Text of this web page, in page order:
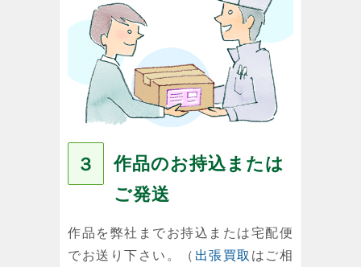
３
作品のお持込または
ご発送
作品を弊社までお持込または宅配便
でお送り下さい。（ 出張買取 はご相